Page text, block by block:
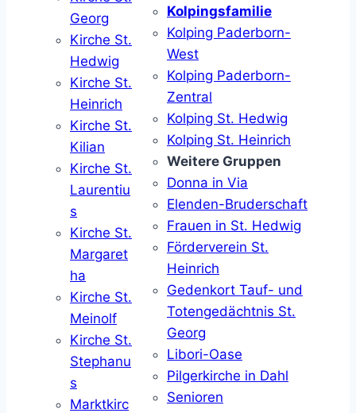
Georg
Kirche St.
Hedwig
Kirche St.
Heinrich
Kirche St.
Kilian
Kirche St.
Laurentiu
s
Kirche St.
Margaret
ha
Kirche St.
Meinolf
Kirche St.
Stephanu
s
Marktkirc
Kolpingsfamilie
Kolping Paderborn-
West
Kolping Paderborn-
Zentral
Kolping St. Hedwig
Kolping St. Heinrich
Weitere Gruppen
Donna in Via
Elenden-Bruderschaft
Frauen in St. Hedwig
Förderverein St.
Heinrich
Gedenkort Tauf- und
Totengedächtnis St.
Georg
Libori-Oase
Pilgerkirche in Dahl
Senioren